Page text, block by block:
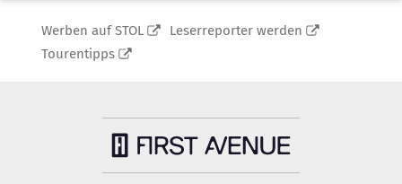
Werben auf STOL
Leserreporter werden
Tourentipps